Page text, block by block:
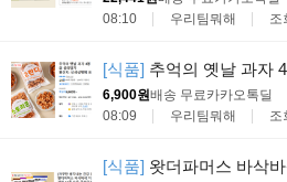
08:10
우리팀뭐해 조
[식품] 추억의 옛날 과자
6,900원배송 무료카카오톡딜
08:09
우리팀뭐해 조
[식품] 왓더파머스 바삭